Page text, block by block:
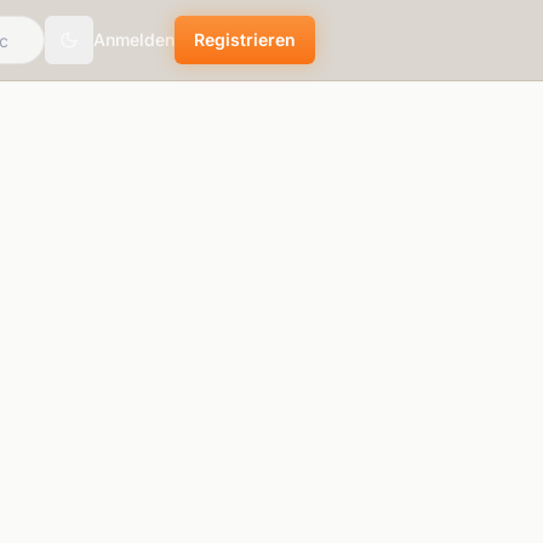
Toggle theme
Anmelden Registrieren